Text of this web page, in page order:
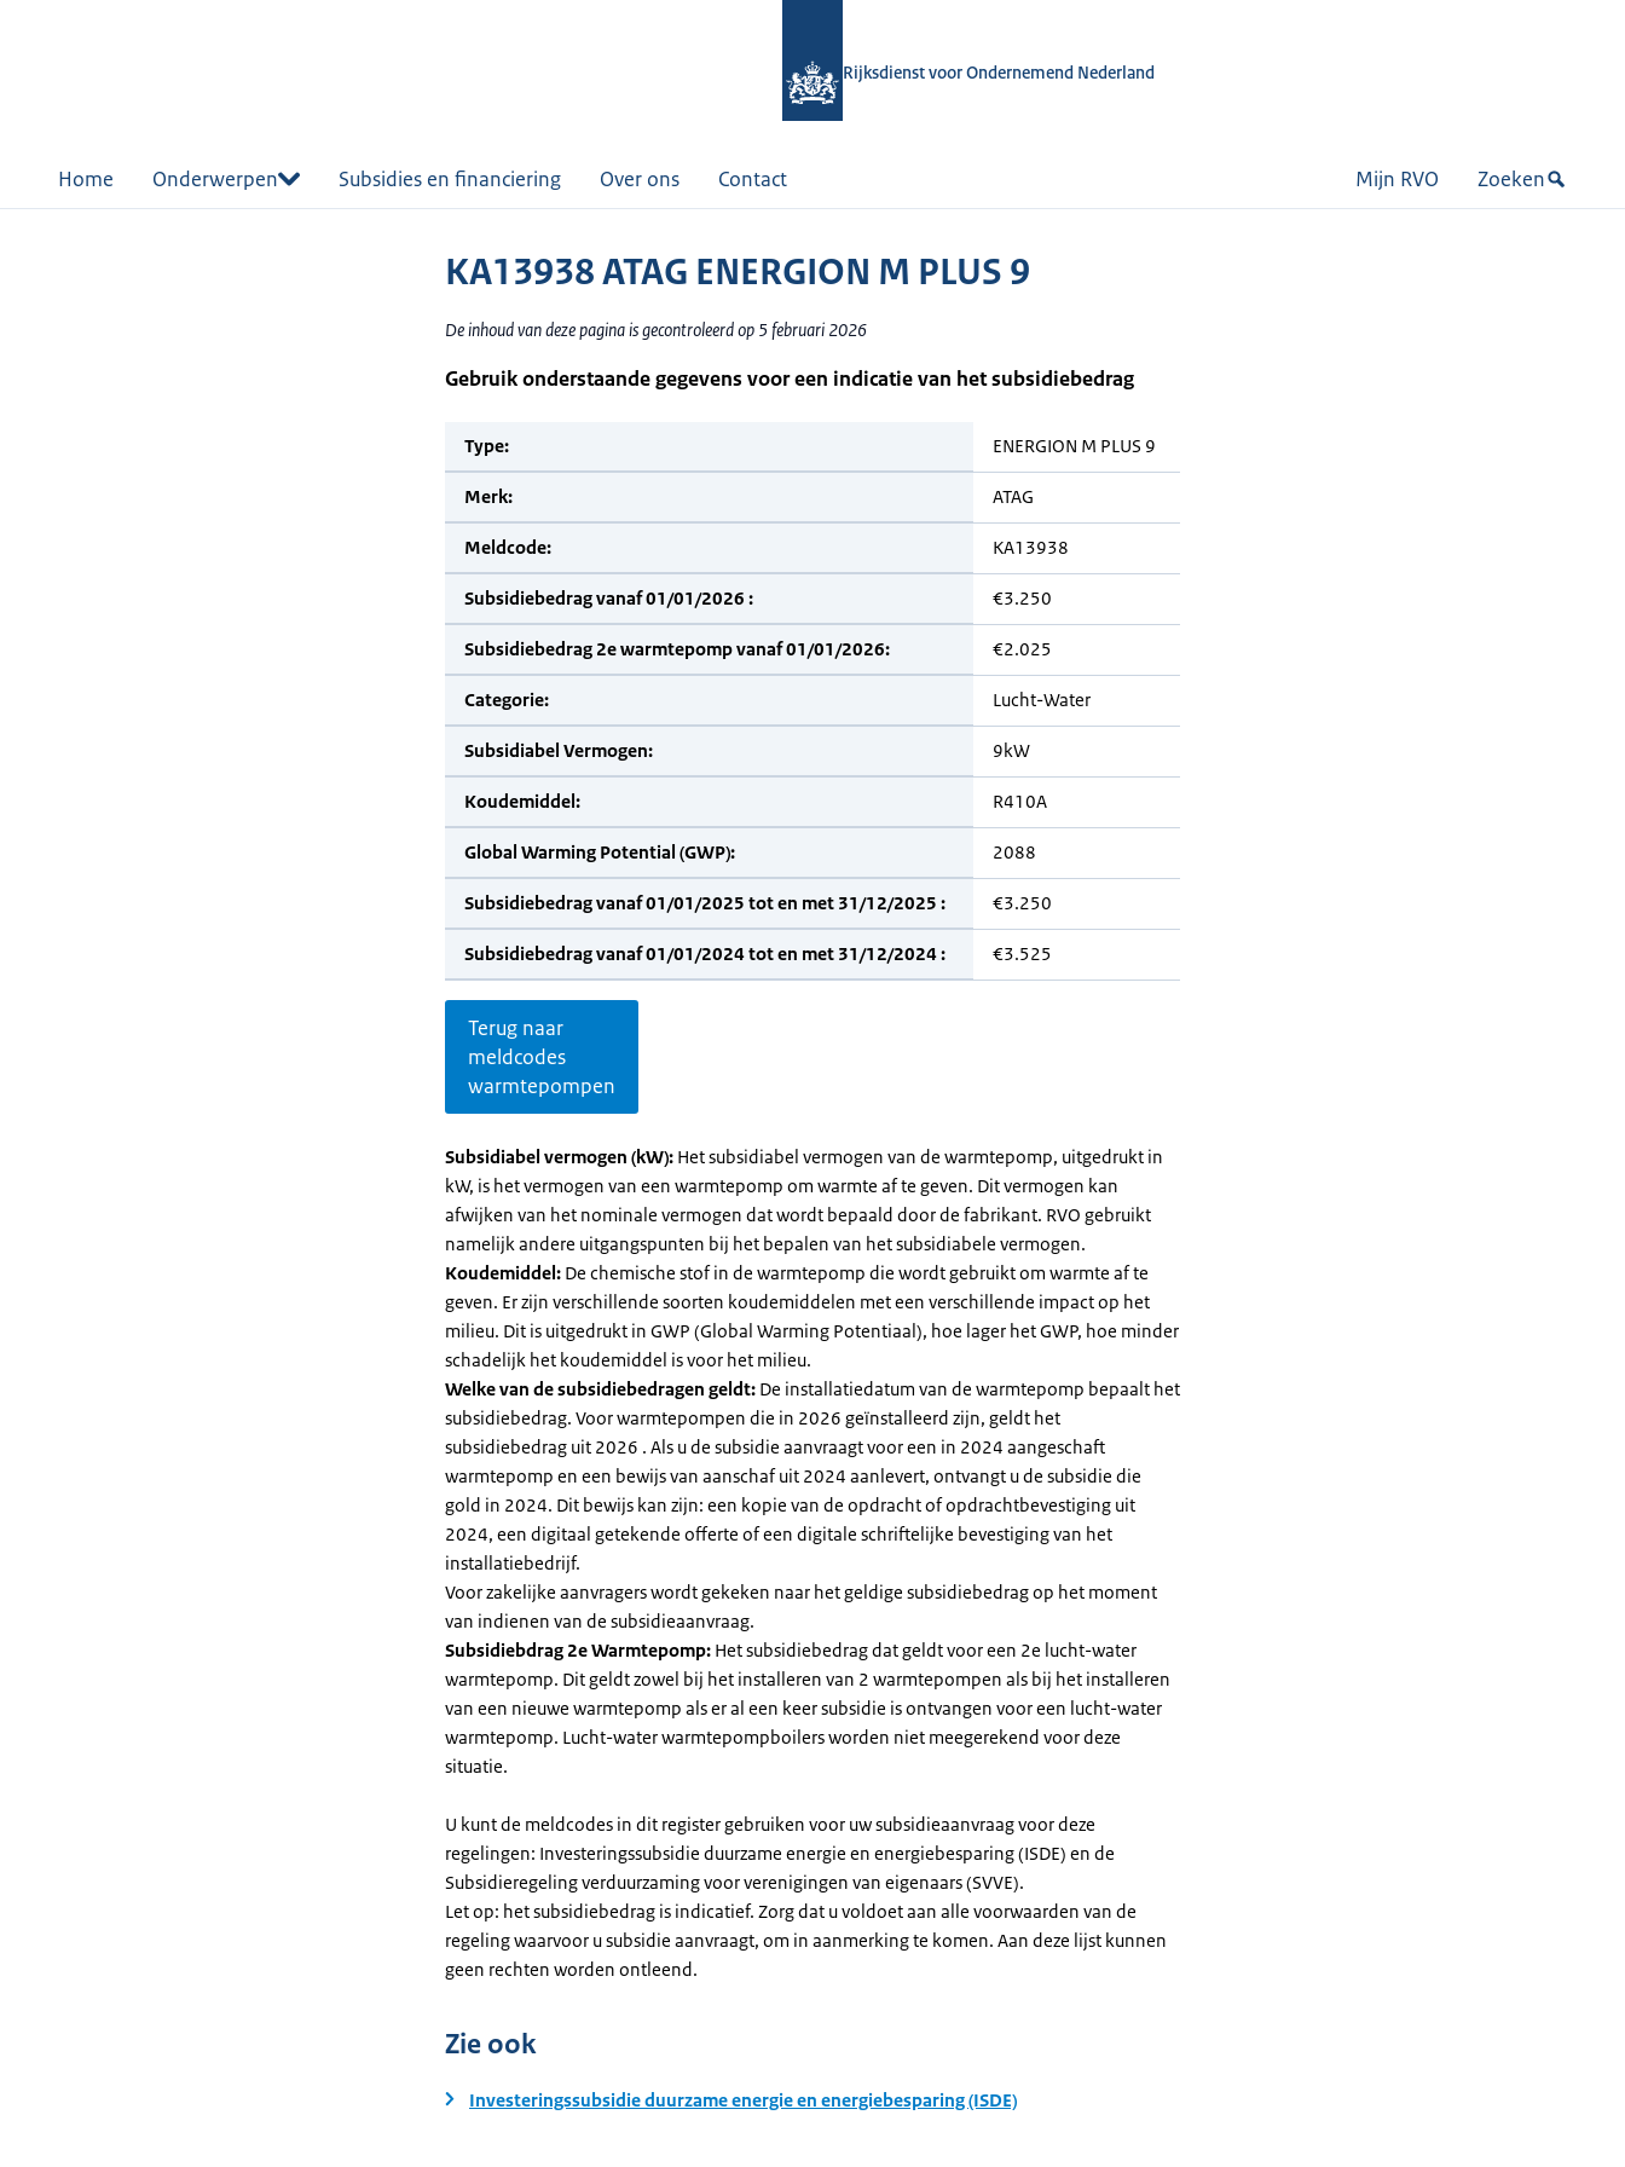
Rijksdienst voor Ondernemend Nederland
Home Onderwerpen Subsidies en financiering Over ons Contact Mijn RVO Zoeken
KA13938 ATAG ENERGION M PLUS 9
De inhoud van deze pagina is gecontroleerd op 5 februari 2026
Gebruik onderstaande gegevens voor een indicatie van het subsidiebedrag
Type: ENERGION M PLUS 9
Merk: ATAG
Meldcode: KA13938
Subsidiebedrag vanaf 01/01/2026 : €3.250
Subsidiebedrag 2e warmtepomp vanaf 01/01/2026: €2.025
Categorie: Lucht-Water
Subsidiabel Vermogen: 9kW
Koudemiddel: R410A
Global Warming Potential (GWP): 2088
Subsidiebedrag vanaf 01/01/2025 tot en met 31/12/2025 : €3.250
Subsidiebedrag vanaf 01/01/2024 tot en met 31/12/2024 : €3.525
Terug naar
meldcodes
warmtepompen
Subsidiabel vermogen (kW): Het subsidiabel vermogen van de warmtepomp, uitgedrukt in
kW, is het vermogen van een warmtepomp om warmte af te geven. Dit vermogen kan
afwijken van het nominale vermogen dat wordt bepaald door de fabrikant. RVO gebruikt
namelijk andere uitgangspunten bij het bepalen van het subsidiabele vermogen.
Koudemiddel: De chemische stof in de warmtepomp die wordt gebruikt om warmte af te
geven. Er zijn verschillende soorten koudemiddelen met een verschillende impact op het
milieu. Dit is uitgedrukt in GWP (Global Warming Potentiaal), hoe lager het GWP, hoe minder
schadelijk het koudemiddel is voor het milieu.
Welke van de subsidiebedragen geldt: De installatiedatum van de warmtepomp bepaalt het
subsidiebedrag. Voor warmtepompen die in 2026 geïnstalleerd zijn, geldt het
subsidiebedrag uit 2026 . Als u de subsidie aanvraagt voor een in 2024 aangeschaft
warmtepomp en een bewijs van aanschaf uit 2024 aanlevert, ontvangt u de subsidie die
gold in 2024. Dit bewijs kan zijn: een kopie van de opdracht of opdrachtbevestiging uit
2024, een digitaal getekende offerte of een digitale schriftelijke bevestiging van het
installatiebedrijf.
Voor zakelijke aanvragers wordt gekeken naar het geldige subsidiebedrag op het moment
van indienen van de subsidieaanvraag.
Subsidiebdrag 2e Warmtepomp: Het subsidiebedrag dat geldt voor een 2e lucht-water
warmtepomp. Dit geldt zowel bij het installeren van 2 warmtepompen als bij het installeren
van een nieuwe warmtepomp als er al een keer subsidie is ontvangen voor een lucht-water
warmtepomp. Lucht-water warmtepompboilers worden niet meegerekend voor deze
situatie.
U kunt de meldcodes in dit register gebruiken voor uw subsidieaanvraag voor deze
regelingen: Investeringssubsidie duurzame energie en energiebesparing (ISDE) en de
Subsidieregeling verduurzaming voor verenigingen van eigenaars (SVVE).
Let op: het subsidiebedrag is indicatief. Zorg dat u voldoet aan alle voorwaarden van de
regeling waarvoor u subsidie aanvraagt, om in aanmerking te komen. Aan deze lijst kunnen
geen rechten worden ontleend.
Zie ook
Investeringssubsidie duurzame energie en energiebesparing (ISDE)